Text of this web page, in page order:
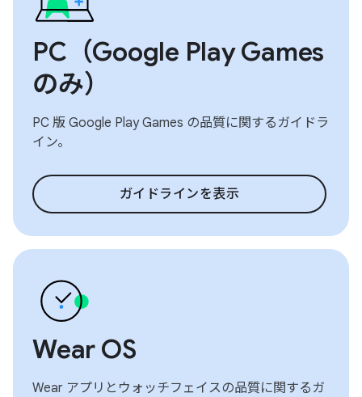
PC（Google Play Games
のみ）
PC 版 Google Play Games の品質に関するガイドラ
イン。
ガイドラインを表示
Wear OS
Wear アプリとウォッチフェイスの品質に関するガ